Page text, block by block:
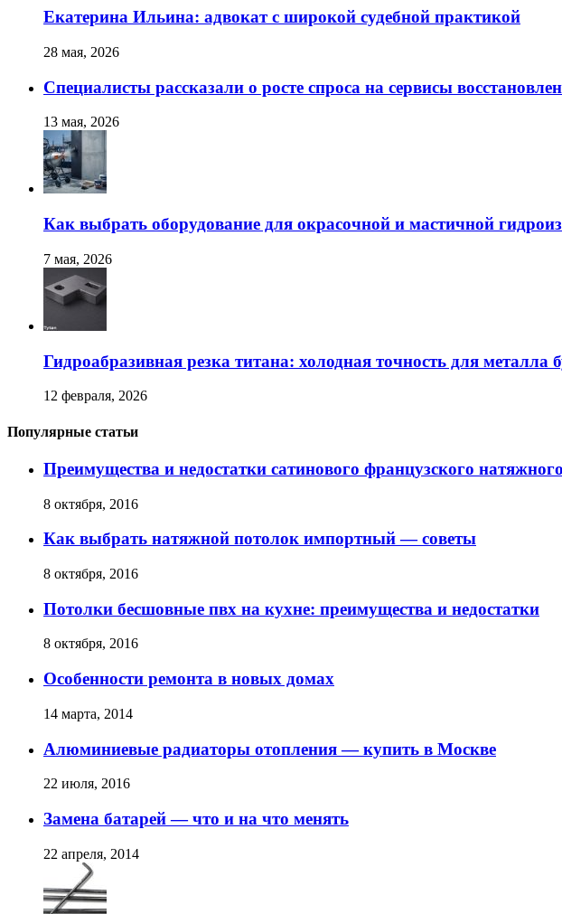
Екатерина Ильина: адвокат с широкой судебной практикой
28 мая, 2026
Специалисты рассказали о росте спроса на сервисы
13 мая, 2026
Как выбрать оборудование для окрасочной и мастичной
7 мая, 2026
Гидроабразивная резка титана: холодная точность для металла
12 февраля, 2026
Популярные статьи
Преимущества и недостатки сатинового французского
8 октября, 2016
Как выбрать натяжной потолок импортный — советы
8 октября, 2016
Потолки бесшовные пвх на кухне: преимущества и недостатки
8 октября, 2016
Особенности ремонта в новых домах
14 марта, 2014
Алюминиевые радиаторы отопления — купить в Москве
22 июля, 2016
Замена батарей — что и на что менять
22 апреля, 2014